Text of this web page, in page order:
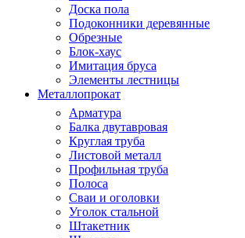
Доска пола
Подоконники деревянные
Обрезные
Блок-хаус
Имитация бруса
Элементы лестницы
Металлопрокат
Арматура
Балка двутавровая
Круглая труба
Листовой металл
Профильная труба
Полоса
Сваи и оголовки
Уголок стальной
Штакетник